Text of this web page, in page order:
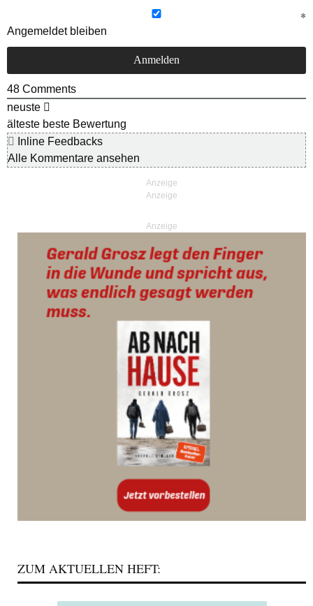
Angemeldet bleiben
48 Comments
neuste
älteste beste Bewertung
Inline Feedbacks
Alle Kommentare ansehen
Anzeige
ZUM AKTUELLEN HEFT: